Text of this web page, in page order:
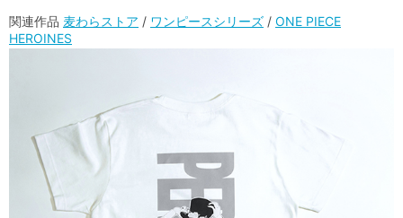
関連作品 麦わらストア / ワンピースシリーズ / ONE PIECE
HEROINES